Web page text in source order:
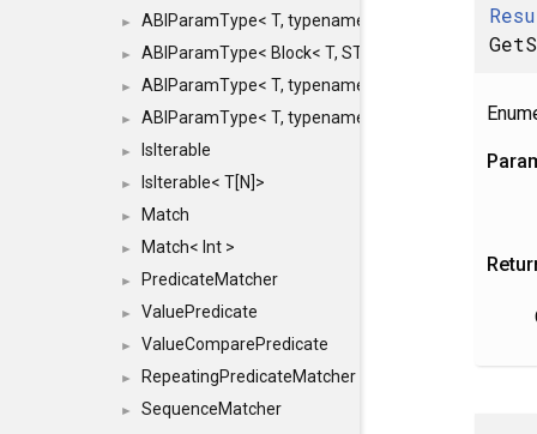
► ABIParamType< T, typename std::enable_if<
► ABIParamType< Block< T, STRIDED, MOVE > >
► ABIParamType< T, typename std::enable_if<
► ABIParamType< T, typename std::enable_if<
► IsIterable
► IsIterable< T[N]>
► Match
► Match< Int >
► PredicateMatcher
► ValuePredicate
► ValueComparePredicate
► RepeatingPredicateMatcher
►
SequenceMatcher